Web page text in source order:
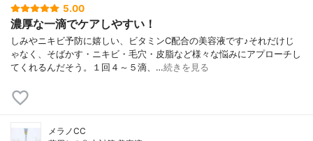
5.00
濃厚な一滴でケアしやすい！
しみやニキビ予防に嬉しい、ビタミンC配合の美容液です♪それだけじ
ゃなく、そばかす・ニキビ・毛穴・皮脂など様々な悩みにアプローチし
てくれるんだそう。１回４～５滴、…続きを見る
メラノCC